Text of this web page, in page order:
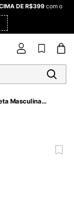
DE R$399com o
Masculina